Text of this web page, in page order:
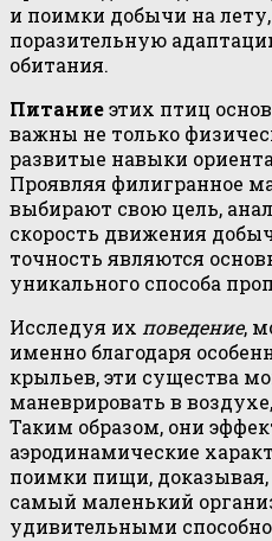
и поимки добычи на
поразительную
обитания.
Питаниеэтих птиц
важны не только
развитые навыки
Проявляя филигранное
выбирают свою цель,
скорость движения
точность являются
уникального способа
Исследуя их поведение,
именно благодаря
крыльев, эти существа
маневрировать в
Таким образом, они
аэродинамические
поимки пищи, доказывая,
самый маленький
удивительными